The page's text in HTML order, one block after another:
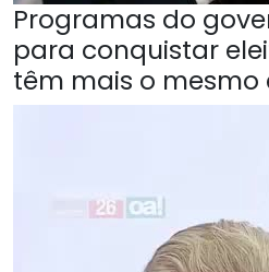
Programas do
para conquistar
têm mais o mesmo